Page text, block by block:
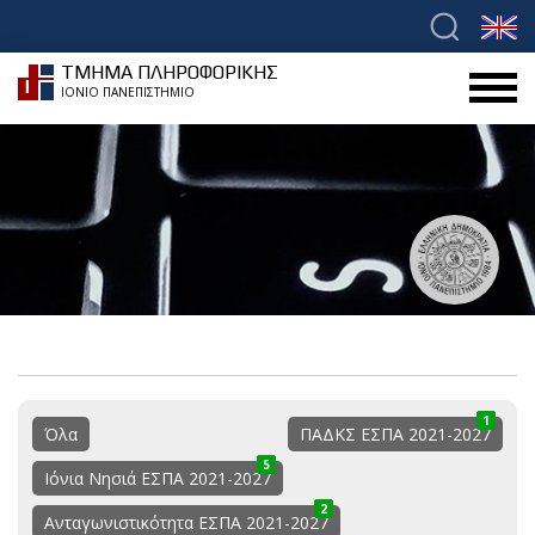
ΤΜΗΜΑ ΠΛΗΡΟΦΟΡΙΚΗΣ
ΙΟΝΙΟ ΠΑΝΕΠΙΣΤΗΜΙΟ
Όλα ΠΑΔΚΣ ΕΣΠΑ 2021-2027
101
Ιόνια Νησιά ΕΣΠΑ 2021-2027
5
0
5
Ανταγωνιστικότητα ΕΣΠΑ 2021-2027
2
1
3